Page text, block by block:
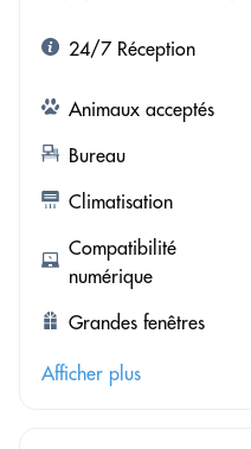
24/7 Réception
Animaux acceptés
Bureau
Climatisation
Compatibilité
numérique
Grandes fenêtres
Afficher plus